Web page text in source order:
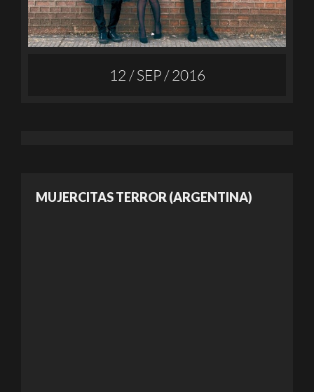
12 / SEP / 2016
MUJERCITAS TERROR (ARGENTINA)